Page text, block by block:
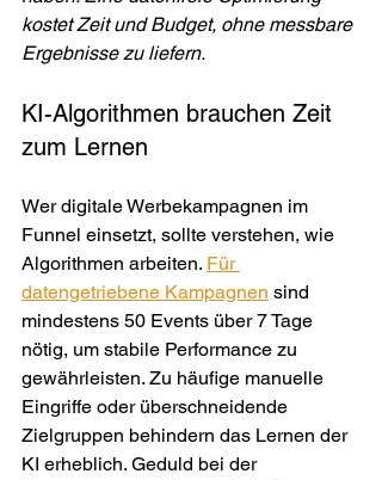
kostet Zeit und Budget, ohne messbare
Ergebnisse zu liefern.
KI-Algorithmen brauchen Zeit
zum Lernen
Wer digitale Werbekampagnen im
Funnel einsetzt, sollte verstehen, wie
Algorithmen arbeiten. Für
datengetriebene Kampagnen sind
mindestens 50 Events über 7 Tage
nötig, um stabile Performance zu
gewährleisten. Zu häufige manuelle
Eingriffe oder überschneidende
Zielgruppen behindern das Lernen der
KI erheblich. Geduld bei der